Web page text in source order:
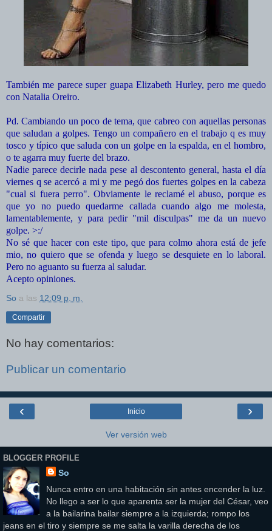
También me parece super guapa Elizabeth Hurley, pero me quedo
con Natalia Oreiro.
Pd. Cambiando un poco de tema, que cabreo con aquellas personas
que saludan a golpes. Tengo un compañero en el trabajo q es muy
tosco y típico que saluda con un golpe en la espalda, en el hombro,
o te agarra muy fuerte del brazo.
Nadie parece decirle nada pese al descontento general, hasta el día
viernes q se acercó a mi y me pegó dos fuertes golpes en la cabeza
"cual si fuera perro". Obviamente le reclamé el abuso, porque es
que yo no puedo quedarme callada cuando algo me molesta,
lamentablemente, y para pedir "mil disculpas" me da un nuevo
golpe. >:/
No sé que hacer con este tipo, que para colmo ahora está de jefe
mio, no quiero que se ofenda y luego se desquiete en lo laboral.
Pero no aguanto su fuerza al saludar.
Acepto opiniones.
So a las 12:09 p. m.
Compartir
No hay comentarios:
Publicar un comentario
‹ ›
Inicio
Ver versión web
BLOGGER PROFILE
So
Nunca entro en una habitación sin antes encender la luz.
No llego a ser lo que aparenta ser la mujer del César, veo
a la bailarina bailar siempre a la izquierda; rompo los
jeans en el tiro y siempre se me salta la varilla derecha de los